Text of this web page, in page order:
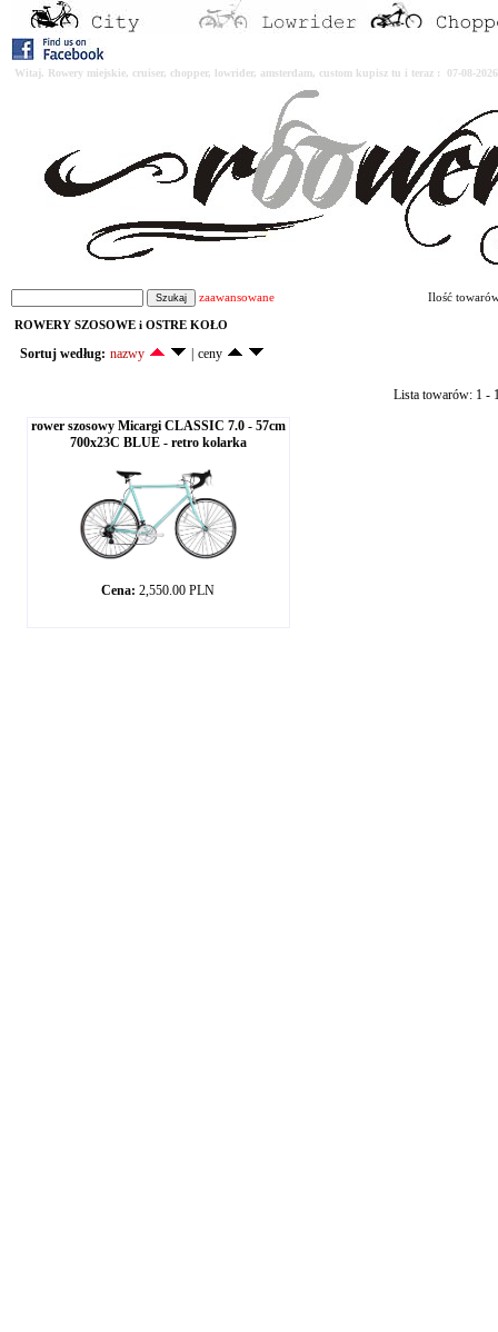
Witaj. Rowery miejskie, cruiser, chopper, lowrider, amsterdam, custom kupisz tu i teraz : 07-08-
zaawansowane Ilość
ROWERY SZOSOWE i OSTRE KOŁO
Sortuj według: nazwy ceny
Lista towarów: 1 -
rower szosowy Micargi CLASSIC 7.0 - 57cm
700x23C BLUE - retro kolarka
Cena: 2,550.00 PLN